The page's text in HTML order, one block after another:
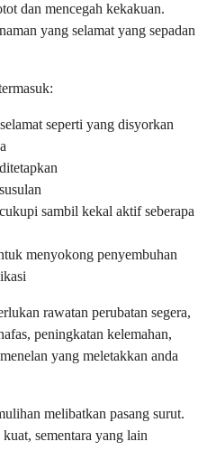
dan mencegah kekakuan.
yang selamat yang sepadan
seperti yang disyorkan
sambil kekal aktif seberapa
menyokong penyembuhan
rawatan perubatan segera,
peningkatan kelemahan,
yang meletakkan anda
melibatkan pasang surut.
sementara yang lain